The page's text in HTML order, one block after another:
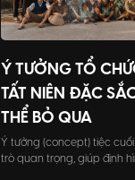
Ý TƯỞNG TỔ
TẤT NIÊN ĐẶC
THỂ BỎ QUA
Ý tưởng (concept) tiệc
trò quan trọng, giúp định